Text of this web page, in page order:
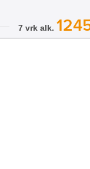
7 vrk alk.